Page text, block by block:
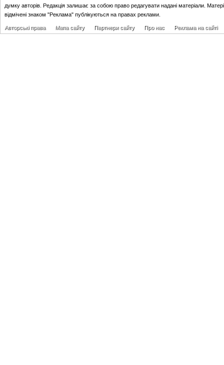
думку авторів. Редакція залишає за собою право редагувати надані матеріали.
відмічені знаком "Реклама" публікуються на правах реклами.
Авторські права Мапа сайту Партнери сайту Про нас Реклама на сайті